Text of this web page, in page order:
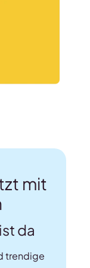
mit
da
trendige